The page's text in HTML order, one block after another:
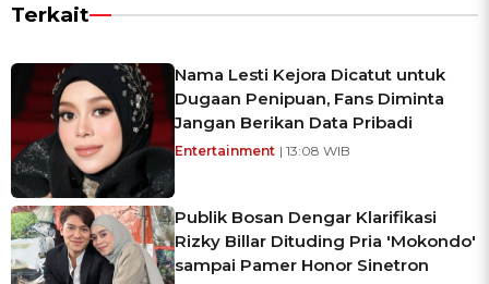
Terkait
Nama Lesti Kejora Dicatut untuk
Dugaan Penipuan, Fans Diminta
Jangan Berikan Data Pribadi
Entertainment | 13:08 WIB
Publik Bosan Dengar Klarifikasi
Rizky Billar Dituding Pria 'Mokondo'
sampai Pamer Honor Sinetron